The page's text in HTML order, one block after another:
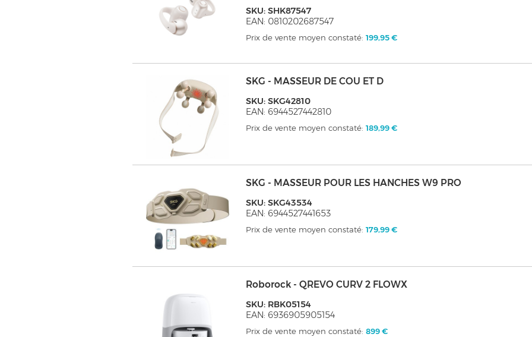
SKU: SHK87547
EAN: 0810202687547
Prix de vente moyen constaté:199,95 €
SKG - MASSEUR DE COU ET D
SKU: SKG42810
EAN: 6944527442810
Prix de vente moyen constaté:189,99 €
SKG - MASSEUR POUR LES HANCHES W9 PRO
SKU: SKG43534
EAN: 6944527441653
Prix de vente moyen constaté:179,99 €
Roborock - QREVO CURV 2 FLOWX
SKU: RBK05154
EAN: 6936905905154
Prix de vente moyen constaté:899 €